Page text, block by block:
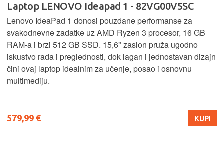
Laptop LENOVO Ideapad 1 - 82VG00V5SC
Lenovo IdeaPad 1 donosi pouzdane performanse za
svakodnevne zadatke uz AMD Ryzen 3 procesor, 16 GB
RAM-a i brzi 512 GB SSD. 15,6" zaslon pruža ugodno
iskustvo rada i preglednosti, dok lagan i jednostavan dizajn
čini ovaj laptop idealnim za učenje, posao i osnovnu
multimediju.
579,99 € KUPI